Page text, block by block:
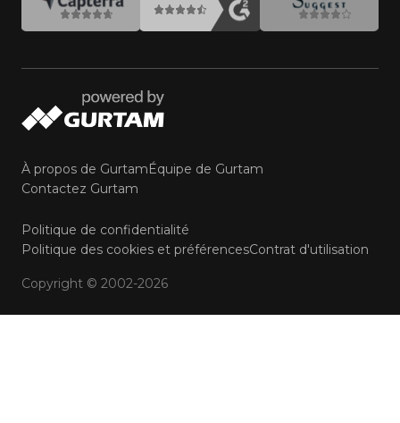
À propos de GurtamÉquipe de Gurtam
Contactez Gurtam
Politique de confidentialité
Politique des cookies et préférencesContrat d'utilisation
Copyright © 2002-2026